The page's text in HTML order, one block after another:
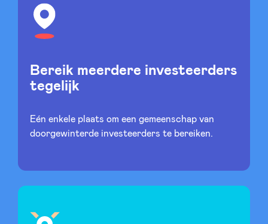
Sponsors
Privacy Policy
BeAngels x PMV
My Portofolio
Health Expert Circle
Bereik meerdere investeerders
tegelijk
Eén enkele plaats om een gemeenschap van
doorgewinterde investeerders te bereiken.